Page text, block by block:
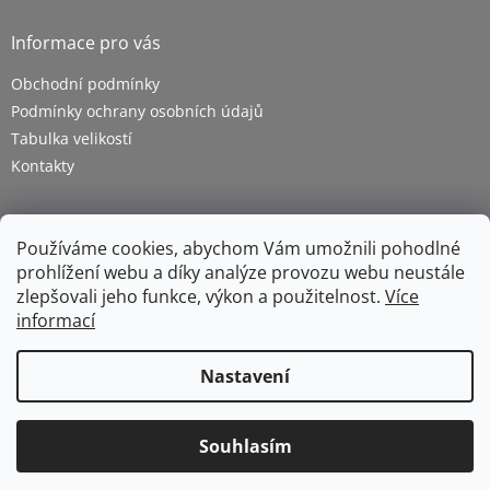
Používáme cookies, abychom Vám umožnili pohodlné
prohlížení webu a díky analýze provozu webu neustále
zlepšovali jeho funkce, výkon a použitelnost. Více
informací
Nastavení
Souhlasím
Informace pro vás
Obchodní podmínky
Podmínky ochrany osobních údajů
Tabulka velikostí
Kontakty
Copyright 2026ZETRA - pracovní oděvy s.r.o.. Všechna
práva vyhrazena.Upravit nastavení cookies